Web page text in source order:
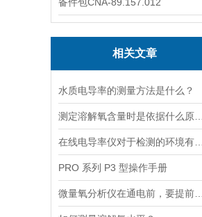
相关文章
水质电导率的测量方法是什么？
PRO 系列 P3 型操作手册